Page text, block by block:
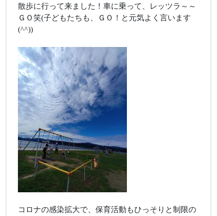
散歩に行って来ました！車に乗って、レッツラ～～
ＧＯ笑(子どもたちも、ＧＯ！と元気よく言います
(^^))
コロナの感染拡大で、保育活動もひっそりと制限の